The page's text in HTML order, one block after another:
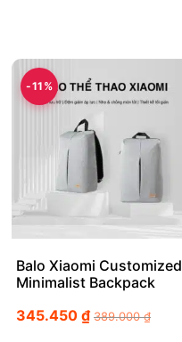
-11%
Balo Xiaomi Customized
Minimalist Backpack
345.450 ₫ 389.000₫